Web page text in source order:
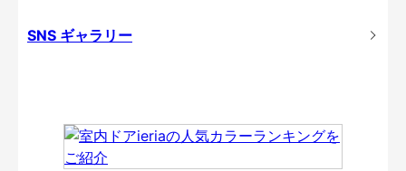
SNS ギャラリー